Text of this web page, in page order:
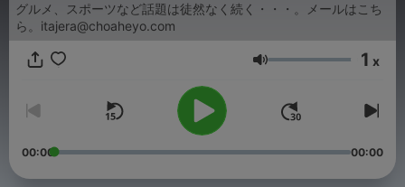
グルメ、スポーツなど話題は徒然なく続く・・・。メールはこち
ら。itajera@choaheyo.com
Jačina zvuka 1 x
00:00 00:00